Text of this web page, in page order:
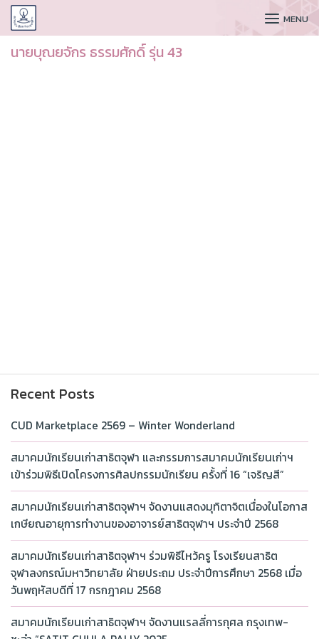
CUDAA MENU
นายบุณยจักร ธรรมศักดิ์ รุ่น 43
Recent Posts
CUD Marketplace 2569 – Winter Wonderland
สมาคมนักเรียนเก่าสาธิตจุฬา และกรรมการสมาคมนักเรียนเก่าฯ
เข้าร่วมพิธีเปิดโครงการศิลปกรรมนักเรียน ครั้งที่ 16 “เจริญสี”
สมาคมนักเรียนเก่าสาธิตจุฬาฯ จัดงานแสดงมุทิตาจิตเนื่องในโอกาส
เกษียณอายุการทำงานของอาจารย์สาธิตจุฬาฯ ประจำปี 2568
สมาคมนักเรียนเก่าสาธิตจุฬาฯ ร่วมพิธีไหว้ครู โรงเรียนสาธิต
จุฬาลงกรณ์มหาวิทยาลัย ฝ่ายประถม ประจำปีการศึกษา 2568 เมื่อ
วันพฤหัสบดีที่ 17 กรกฎาคม 2568
สมาคมนักเรียนเก่าสาธิตจุฬาฯ จัดงานแรลลี่การกุศล กรุงเทพ-